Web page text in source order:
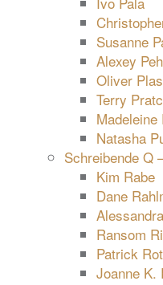
Susanne
Alexey
Oliver
Terry
Madeleine
Natasha
Schreibende Q
Kim Rabe
Dane
Ransom
Patrick
Joanne K.